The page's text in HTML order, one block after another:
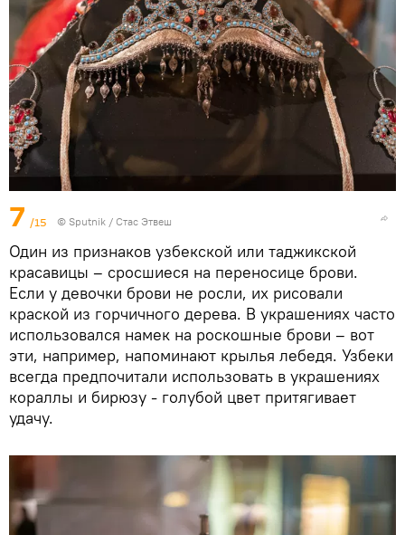
7 /15 © Sputnik / Стас Этвеш
Один из признаков узбекской или таджикской
красавицы – сросшиеся на переносице брови.
Если у девочки брови не росли, их рисовали
краской из горчичного дерева. В украшениях часто
использовался намек на роскошные брови – вот
эти, например, напоминают крылья лебедя. Узбеки
всегда предпочитали использовать в украшениях
кораллы и бирюзу - голубой цвет притягивает
удачу.